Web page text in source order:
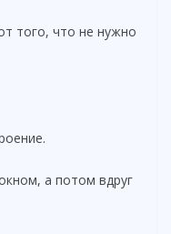
того, что не нужно
а потом вдруг